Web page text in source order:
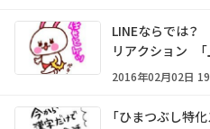
LINEならでは？
リアクション 「
2016年02月02日
「ひまつぶし特